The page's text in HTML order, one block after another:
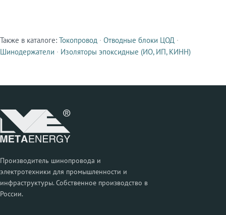
Смежные продукты
Также в каталоге: Токопровод · Отводные блоки ЦОД ·
Шинодержатели · Изоляторы эпоксидные (ИО, ИП, КИНН)
Производитель шинопровода и
электротехники для промышленности и
инфраструктуры. Собственное производство в
России.